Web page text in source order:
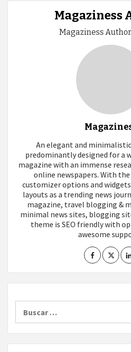
Magaziness
Magaziness
An elegant and
predominantly designed for a
magazine with an immense
online newspapers. With
customizer options and
layouts as a trending news
magazine, travel blogging &
minimal news sites, blogging
theme is SEO friendly with
awesome